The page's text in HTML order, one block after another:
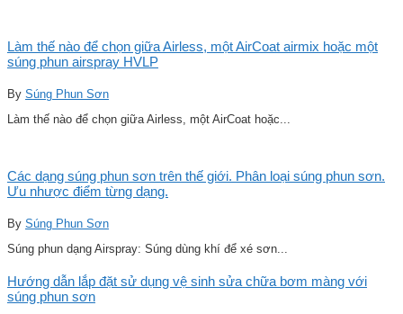
Làm thế nào để chọn giữa Airless, một AirCoat airmix hoặc một
súng phun airspray HVLP
By Súng Phun Sơn
Làm thế nào để chọn giữa Airless, một AirCoat hoặc...
Các dạng súng phun sơn trên thế giới. Phân loại súng phun sơn.
Ưu nhược điểm từng dạng.
By Súng Phun Sơn
Súng phun dạng Airspray: Súng dùng khí để xé sơn...
Hướng dẫn lắp đặt sử dụng vệ sinh sửa chữa bơm màng với
súng phun sơn